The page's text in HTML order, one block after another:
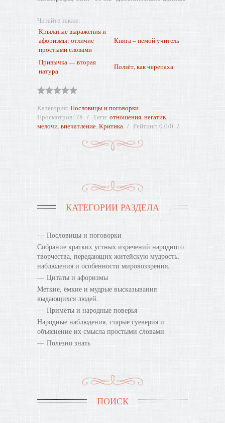
Читайте также:
Крылатые выражения и
афоризмы: отличие
простыми словами
Книга – немой учитель
Привычка — вторая
натура
Ползёт, как черепаха
Категория: Пословицы и поговорки
Просмотров: 78 Теги: отношения,негатив,
мелочи,впечатление,Критика Рейтинг: 0.0/0
КАТЕГОРИИ РАЗДЕЛА
Пословицы и поговорки
Собрание кратких устных изречений народного
творчества, передающих житейскую мудрость,
наблюдения и особенности мировоззрения.
Цитаты и афоризмы
Меткие, ёмкие и мудрые высказывания
выдающихся людей.
Приметы и народные поверья
Народные наблюдения, старые суеверия и
объяснение их смысла простыми словами
Полезно знать
ПОИСК